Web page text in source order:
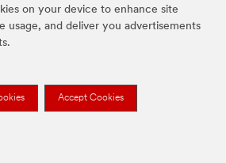
on your device to enhance site
usage, and deliver you advertisements
Accept Cookies